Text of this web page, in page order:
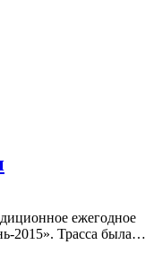
ежегодное
2015». Трасса была…